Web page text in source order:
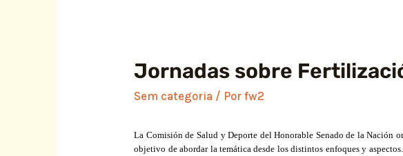
Jornadas sobre
Sem categoria / Porfw2
La Comisión de Salud y Deporte del Honorable Senado de la Nación
objetivo de abordar la temática desde los distintos enfoques y